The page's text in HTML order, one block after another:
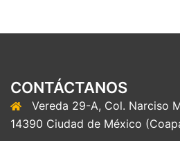
CONTÁCTANOS
Vereda 29-A, Col. Narciso
14390 Ciudad de México